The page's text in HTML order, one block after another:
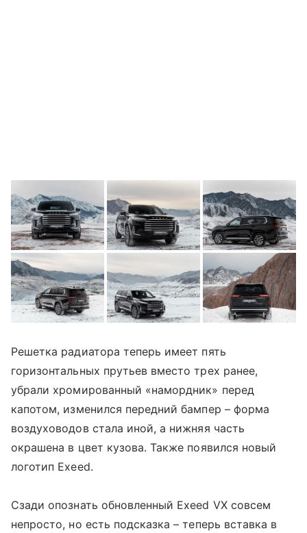
Решетка радиатора теперь имеет пять
горизонтальных прутьев вместо трех ранее,
убрали хромированный «намордник» перед
капотом, изменился передний бампер – форма
воздуховодов стала иной, а нижняя часть
окрашена в цвет кузова. Также появился новый
логотип Exeed.
Сзади опознать обновленный Exeed VX совсем
непросто, но есть подсказка – теперь вставка в